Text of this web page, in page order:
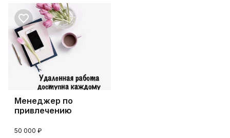
Менеджер по
привлечению
клиентов
50 000 ₽